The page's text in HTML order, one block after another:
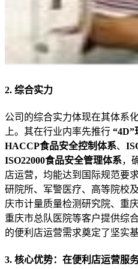
2. 综合实力
公司的综合实力体现在其体系
上。其在行业内率先推行 “4D”
HACCP食品安全控制体系、
ISO22000食品安全管理体系，
店运营，均能达到国际规范要
研院所、军警医疗、高等院校
庆市计量质量检测研究院、重
重庆市总队医院等客户提供综
的便利店运营需求奠定了坚实基
3. 核心优势：在便利店运营服